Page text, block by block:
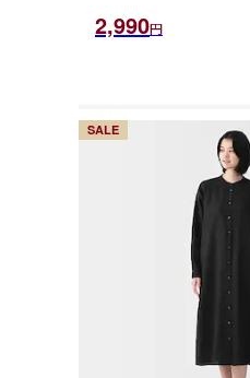
2,990円
SALE